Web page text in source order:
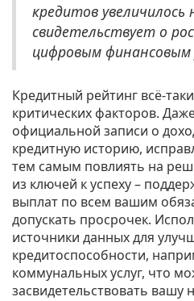
кредитов увеличилось
свидетельствует о
цифровым финансовым
Кредитный рейтинг всё-
критических факторов.
официальной записи о
кредитную историю,
тем самым повлиять на
из ключей к успеху –
выплат по всем вашим
допускать просрочек.
источники данных для
кредитоспособности,
коммунальных услуг, что
засвидетельствовать вашу